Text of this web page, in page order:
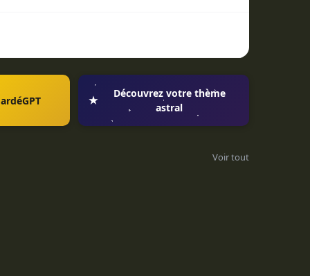
Découvrez votre thème
astral
Voir tout